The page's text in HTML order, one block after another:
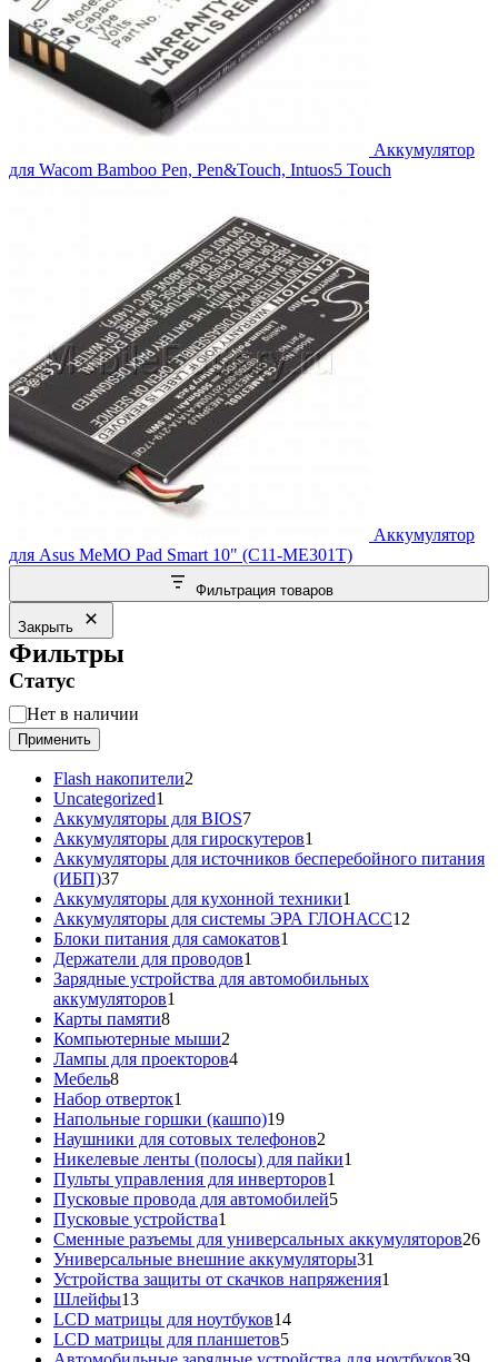
Аккумулятор
для Wacom Bamboo Pen, Pen&Touch, Intuos5 Touch
Аккумулятор
для Asus MeMO Pad Smart 10" (C11-ME301T)
Фильтрация товаров
Закрыть
Фильтры
Статус
Статус
Нет в наличии
Применить
Flash накопители2
Uncategorized1
товар
Аккумуляторы для BIOS77
товаров
Аккумуляторы для гироскутеров1
товар
Аккумуляторы для источников бесперебойного питания
(ИБП)3737
товаров
Аккумуляторы для кухонной техники1
товар
Аккумуляторы для системы ЭРА ГЛОНАСС12
Блоки питания для самокатов1
Держатели для проводов1
товар
Зарядные устройства для автомобильных
аккумуляторов1
Карты памяти88
товаров
Компьютерные мыши2
товара
Лампы для проекторов44
Мебель88
товаров
Набор отверток1
товар
Напольные горшки (кашпо)1919
товаров
Наушники для сотовых телефонов2
товара
Никелевые ленты (полосы) для пайки1
Пульты управления для инверторов1
товар
Пусковые провода для автомобилей55
Пусковые устройства1
товар
Сменные разъемы для универсальных аккумуляторов2626
Универсальные внешние аккумуляторы31
товар
Устройства защиты от скачков напряжения1
Шлейфы1313
товаров
LCD матрицы для ноутбуков1414
LCD матрицы для планшетов55